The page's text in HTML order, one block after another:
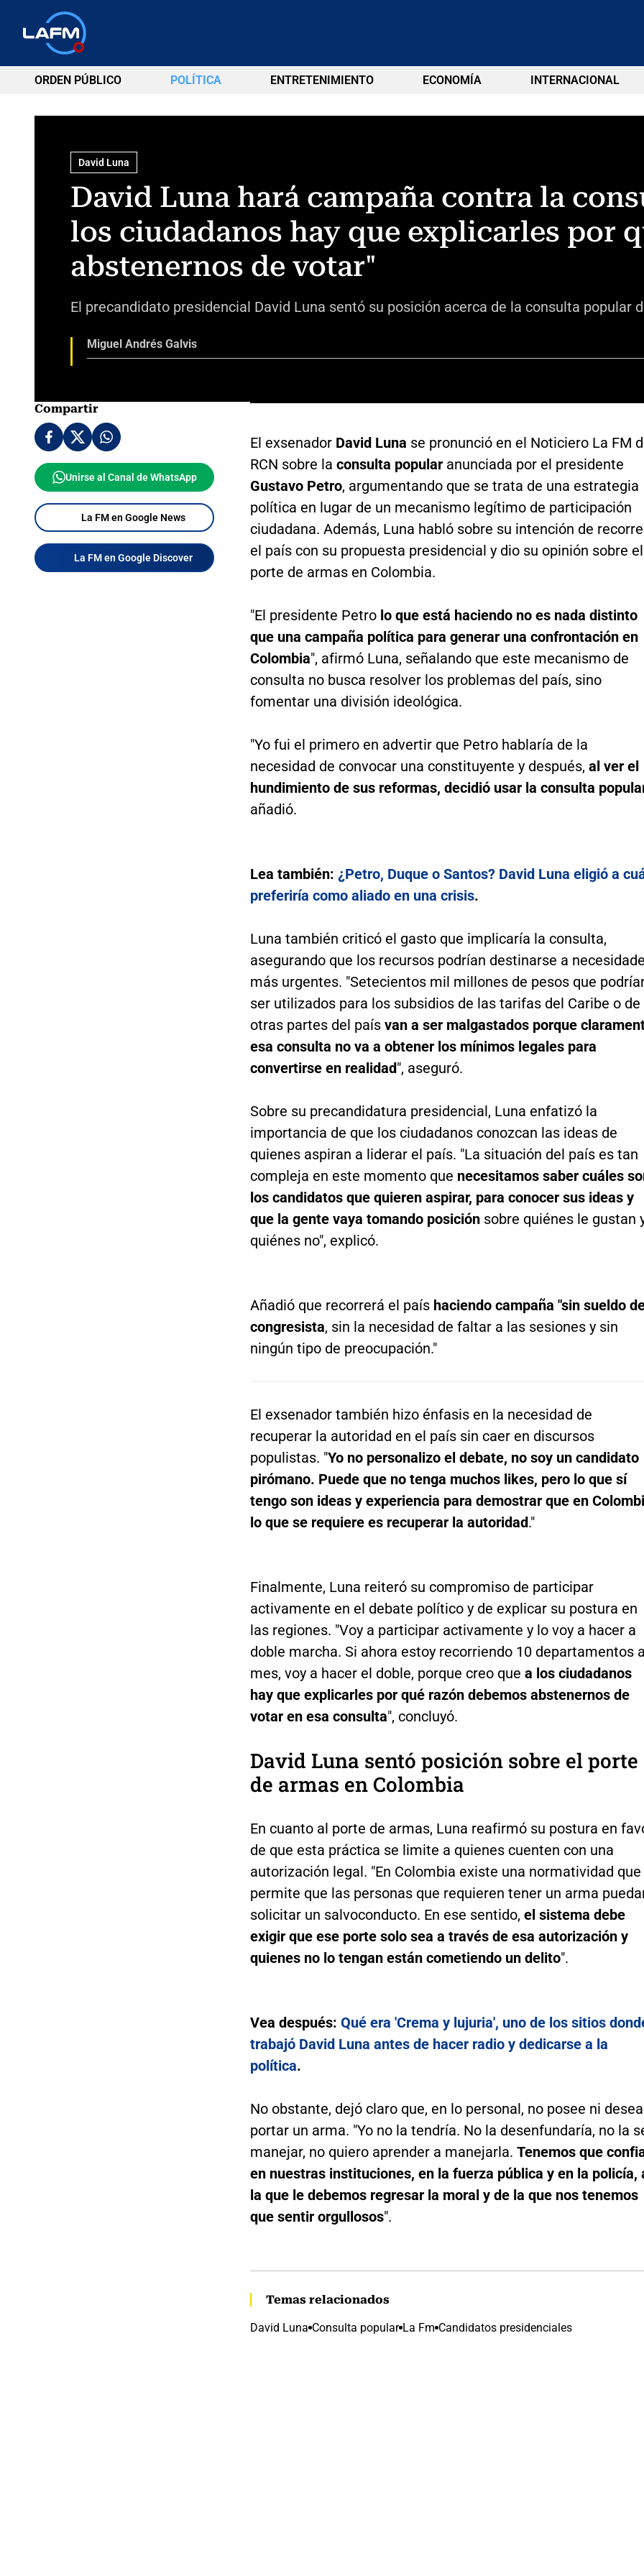
ORDEN PÚBLICO POLÍTICA ENTRETENIMIENTO ECONOMÍA INTERNACIONAL
David Luna
David Luna hará campaña contra la
los ciudadanos hay que explicarles por
abstenernos de votar"
El precandidato presidencial David Luna sentó su posición acerca de la consulta popular
Miguel Andrés Galvis
Compartir
Unirse al Canal de WhatsApp
La FM en Google News
La FM en Google Discover
El exsenador David Luna se pronunció en el Noticiero La FM
RCN sobre la consulta popularanunciada por el presidente
Gustavo Petro, argumentando que se trata de una estrategia
política en lugar de un mecanismo legítimo de participación
ciudadana. Además, Luna habló sobre su intención de
el país con su propuesta presidencial y dio su opinión sobre el
porte de armas en Colombia.
"El presidente Petro lo que está haciendo no es nada distinto
que una campaña política para generar una confrontación en
Colombia", afirmó Luna, señalando que este mecanismo de
consulta no busca resolver los problemas del país, sino
fomentar una división ideológica.
"Yo fui el primero en advertir que Petro hablaría de la
necesidad de convocar una constituyente y después, al ver el
hundimiento de sus reformas, decidió usar la consulta
añadió.
Lea también: ¿Petro, Duque o Santos? David Luna eligió a
preferiría como aliado en una crisis.
Luna también criticó el gasto que implicaría la consulta,
asegurando que los recursos podrían destinarse a
más urgentes. "Setecientos mil millones de pesos que
ser utilizados para los subsidios de las tarifas del Caribe o de
otras partes del paísvan a ser malgastados porque
esa consulta no va a obtener los mínimos legales para
convertirse en realidad", aseguró.
Sobre su precandidatura presidencial, Luna enfatizó la
importancia de que los ciudadanos conozcan las ideas de
quienes aspiran a liderar el país. "La situación del país es tan
compleja en este momento que necesitamos saber cuáles
los candidatos que quieren aspirar, para conocer sus ideas y
que la gente vaya tomando posiciónsobre quiénes le gustan
quiénes no", explicó.
Añadió que recorrerá el país haciendo campaña "sin sueldo
congresista, sin la necesidad de faltar a las sesiones y sin
ningún tipo de preocupación."
El exsenador también hizo énfasis en la necesidad de
recuperar la autoridad en el país sin caer en discursos
populistas. "Yo no personalizo el debate, no soy un candidato
pirómano. Puede que no tenga muchos likes, pero lo que sí
tengo son ideas y experiencia para demostrar que en
lo que se requiere es recuperar la autoridad."
Finalmente, Luna reiteró su compromiso de participar
activamente en el debate político y de explicar su postura en
las regiones. "Voy a participar activamente y lo voy a hacer a
doble marcha. Si ahora estoy recorriendo 10 departamentos
mes, voy a hacer el doble, porque creo que a los ciudadanos
hay que explicarles por qué razón debemos abstenernos de
votar en esa consulta", concluyó.
David Luna sentó posición sobre el porte
de armas en Colombia
En cuanto al porte de armas, Luna reafirmó su postura en
de que esta práctica se limite a quienes cuenten con una
autorización legal. "En Colombia existe una normatividad que
permite que las personas que requieren tener un arma
solicitar un salvoconducto. En ese sentido, el sistema debe
exigir que ese porte solo sea a través de esa autorización y
quienes no lo tengan están cometiendo un delito".
Vea después: Qué era 'Crema y lujuria', uno de los sitios
trabajó David Luna antes de hacer radio y dedicarse a la
política.
No obstante, dejó claro que, en lo personal, no posee ni desea
portar un arma. "Yo no la tendría. No la desenfundaría, no la
manejar, no quiero aprender a manejarla. Tenemos que
en nuestras instituciones, en la fuerza pública y en la policía,
la que le debemos regresar la moral y de la que nos tenemos
que sentir orgullosos".
Temas relacionados
David Luna Consulta popular La Fm Candidatos presidenciales